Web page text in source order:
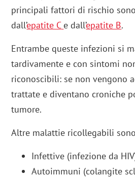
principali fattori di rischio
dall’epatite C e dall’epatite B.
Entrambe queste infezioni si
tardivamente e con sintomi
riconoscibili: se non vengono
trattate e diventano croniche
tumore.
Altre malattie ricollegabili
Infettive (infezione da
Autoimmuni (colangite